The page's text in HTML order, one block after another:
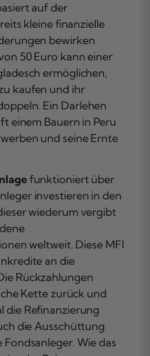
auf der
kleine finanzielle
bewirken
50 Euro kann einer
ermöglichen,
kaufen und ihr
Ein Darlehen
einem Bauern in Peru
und seine Ernte
funktioniert über
investieren in den
wiederum vergibt
weltweit. Diese MFI
an die
Rückzahlungen
Kette zurück und
die Refinanzierung
die Ausschüttung
Wie das